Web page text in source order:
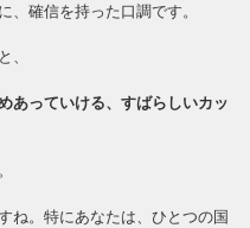
、確信を持った口調です。
、
あっていける、すばらしいカッ
ね。特にあなたは、ひとつの国